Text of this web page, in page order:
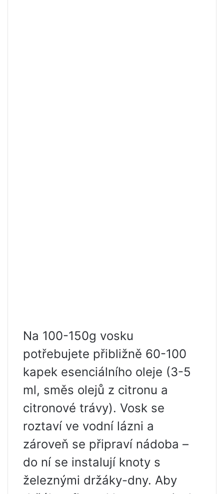
Na 100-150g vosku
potřebujete přibližně 60-100
kapek esenciálního oleje (3-5
ml, směs olejů z citronu a
citronové trávy). Vosk se
roztaví ve vodní lázni a
zároveň se připraví nádoba –
do ní se instalují knoty s
železnými držáky-dny. Aby